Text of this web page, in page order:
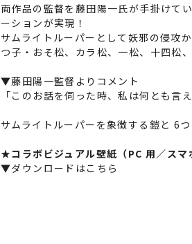
両作品の監督を藤田陽一氏が手掛けて
ーションが実現！
サムライトルーパーとして妖邪の侵攻
つ子・おそ松、カラ松、一松、十四松
▼藤田陽一監督よりコメント
「このお話を伺った時、私は何とも言
サムライトルーパーを象徴する鎧と 6
★コラボビジュアル壁紙（PC 用／スマ
▼ダウンロードはこちら